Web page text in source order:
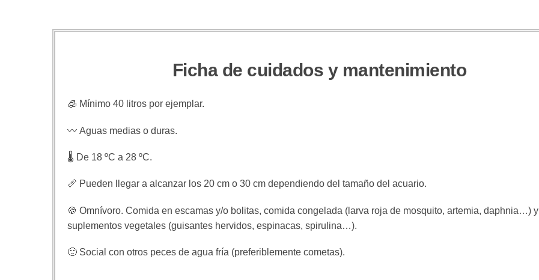
Ficha de cuidados y mantenimiento
🧊 Mínimo 40 litros por ejemplar.
〰️ Aguas medias o duras.
🌡️ De 18 ºC a 28 ºC.
📏 Pueden llegar a alcanzar los 20 cm o 30 cm dependiendo del tamaño del acuario.
🍪 Omnívoro. Comida en escamas y/o bolitas, comida congelada (larva roja de mosquito, artemia, daphnia…) y
suplementos vegetales (guisantes hervidos, espinacas, spirulina…).
🙂 Social con otros peces de agua fría (preferiblemente cometas).